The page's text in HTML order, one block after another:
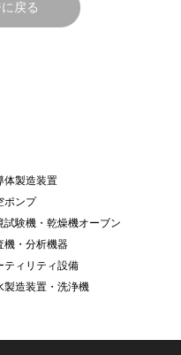
戻る
体製造装置
ポンプ
試験機・乾燥機オーブン
機・分析機器
ティリティ設備
製造装置・洗浄機